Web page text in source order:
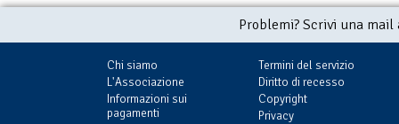
Problemi? Scrivi una
Chi siamo
L'Associazione
Informazioni sui
pagamenti
Termini del servizio
Diritto di recesso
Copyright
Privacy